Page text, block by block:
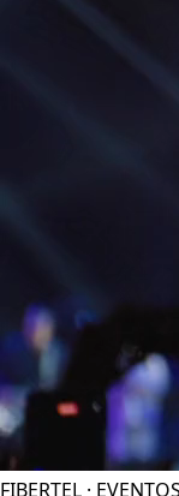
FIBERTEL · EVENTOS